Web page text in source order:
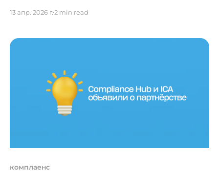
давно созрел для взрослого, честного
управлении и рисках. Именно в контексте
13 апр. 2026 г.2 min read
комплаенс